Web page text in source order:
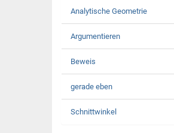
Analytische Geometrie
Argumentieren
Beweis
gerade eben
Schnittwinkel